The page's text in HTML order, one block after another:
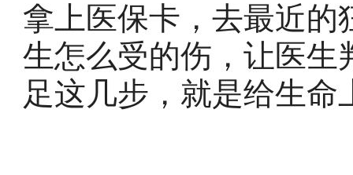
拿上医保卡，去最近的
生怎么受的伤，让医生
足这几步，就是给生